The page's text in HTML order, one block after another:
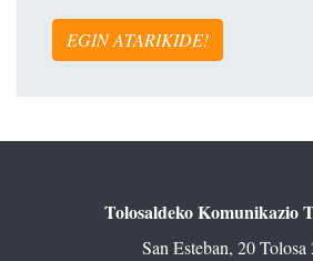
EGIN ATARIKIDE!
Tolosaldeko Komunikazio
San Esteban, 20 Tolosa